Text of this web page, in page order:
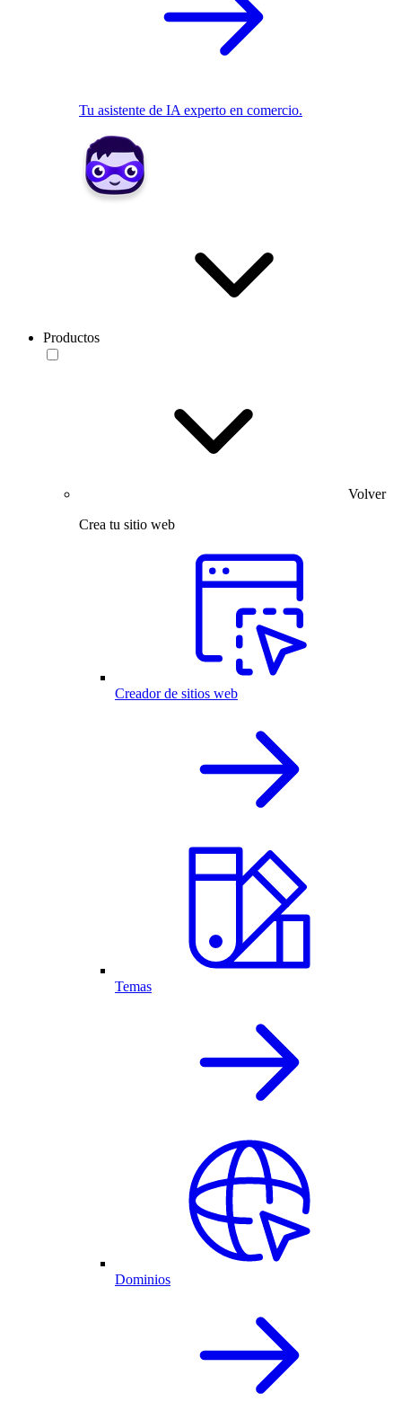
Tu asistente de IA experto en comercio.
Productos
Volver
Crea tu sitio web
Creador de sitios web
Temas
Dominios